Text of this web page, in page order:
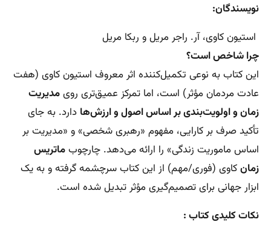
نویسندگان:
استیون کاوی، آر. راجر مریل و ربکا مریل
چرا شاخص است؟
این کتاب به نوعی تکمیل‌کننده اثر معروف استیون کاوی (هفت
عادت مردمان مؤثر) است، اما تمرکز عمیق‌تری رویمدیریت
زمان و اولویت‌بندی بر اساس اصول و ارزش‌ها دارد. به جای
تأکید صرف بر کارایی، مفهوم «رهبری شخصی» و «مدیریت بر
اساس ماموریت زندگی» را ارائه می‌دهد. چارچوبماتریس
زمانکاوی (فوری/مهم) از این کتاب سرچشمه گرفته و به یک
ابزار جهانی برای تصمیم‌گیری مؤثر تبدیل شده است.
نکات کلیدی کتاب :